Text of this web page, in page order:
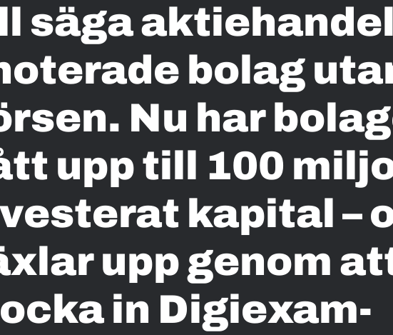
säga
bolag
Nu har
upp till 100
kapital –
upp genom
in Digiexam-